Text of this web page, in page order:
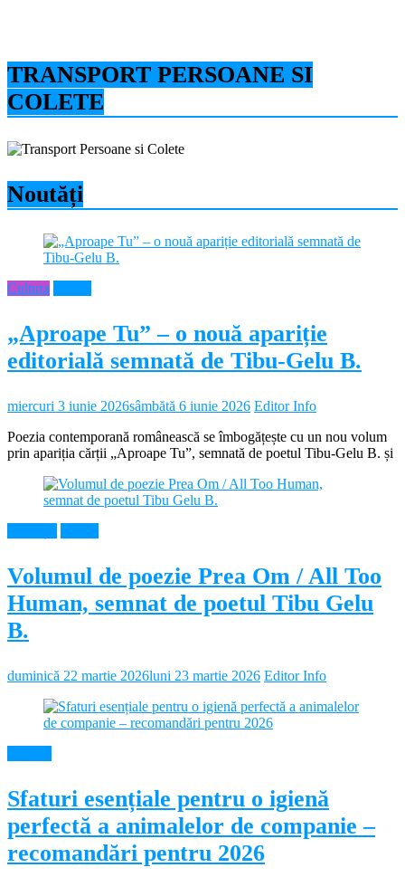
TRANSPORT PERSOANE SI
COLETE
Noutăți
Cultura
„Aproape Tu” – o nouă apariție
editorială semnată de Tibu-Gelu B.
miercuri 3 iunie 2026sâmbătă 6 iunie 2026 Editor Info
Poezia contemporană românească se îmbogățește cu un nou volum
prin apariția cărții „Aproape Tu”, semnată de poetul Tibu-Gelu B. și
Volumul de poezie Prea Om / All Too
Human, semnat de poetul Tibu Gelu
B.
duminică 22 martie 2026luni 23 martie 2026 Editor Info
Sfaturi esențiale pentru o igienă
perfectă a animalelor de companie –
recomandări pentru 2026